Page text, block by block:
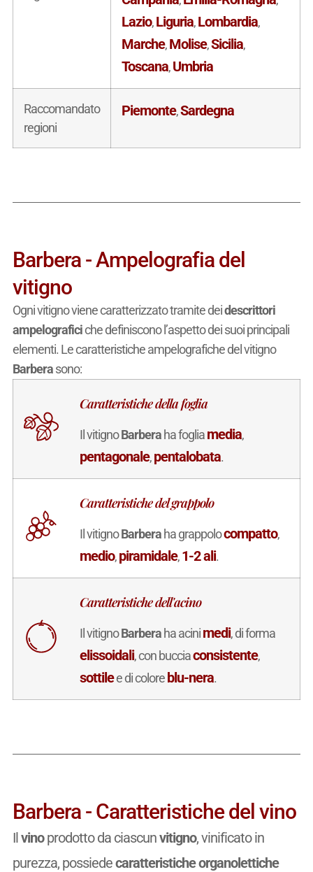
Lazio,Liguria,Lombardia,
Marche,Molise,Sicilia,
Toscana,Umbria
Raccomandato
regioni
Piemonte,Sardegna
Barbera - Ampelografia del
vitigno
Ogni vitigno viene caratterizzato tramite deidescrittori
ampelograficiche definiscono l’aspetto dei suoi principali
elementi. Le caratteristiche ampelografiche del vitigno
Barberasono:
Caratteristiche della foglia
Il vitignoBarberaha fogliamedia,
pentagonale,pentalobata.
Caratteristiche del grappolo
Il vitignoBarberaha grappolocompatto,
medio,piramidale,1-2 ali.
Caratteristiche dell'acino
Il vitignoBarberaha acinimedi, di forma
elissoidali, con bucciaconsistente,
sottilee di coloreblu-nera.
Barbera - Caratteristiche del vino
Ilvinoprodotto da ciascunvitigno, vinificato in
purezza, possiedecaratteristiche organolettiche